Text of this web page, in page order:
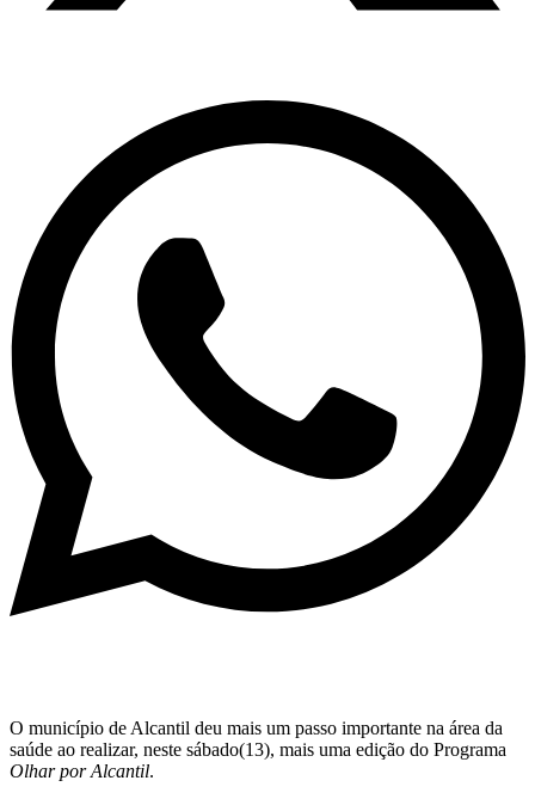
O município de Alcantil deu mais um passo importante na área da
saúde ao realizar, neste sábado(13), mais uma edição do Programa
Olhar por Alcantil.